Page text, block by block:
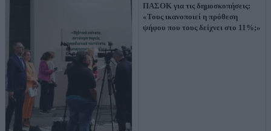
ΠΑΣΟΚ για τις δημοσκοπήσεις:
«Τους ικανοποιεί η πρόθεση
ψήφου που τους δείχνει στο 11%;»